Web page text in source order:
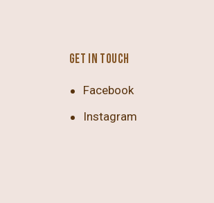
GET IN TOUCH
Facebook
Instagram